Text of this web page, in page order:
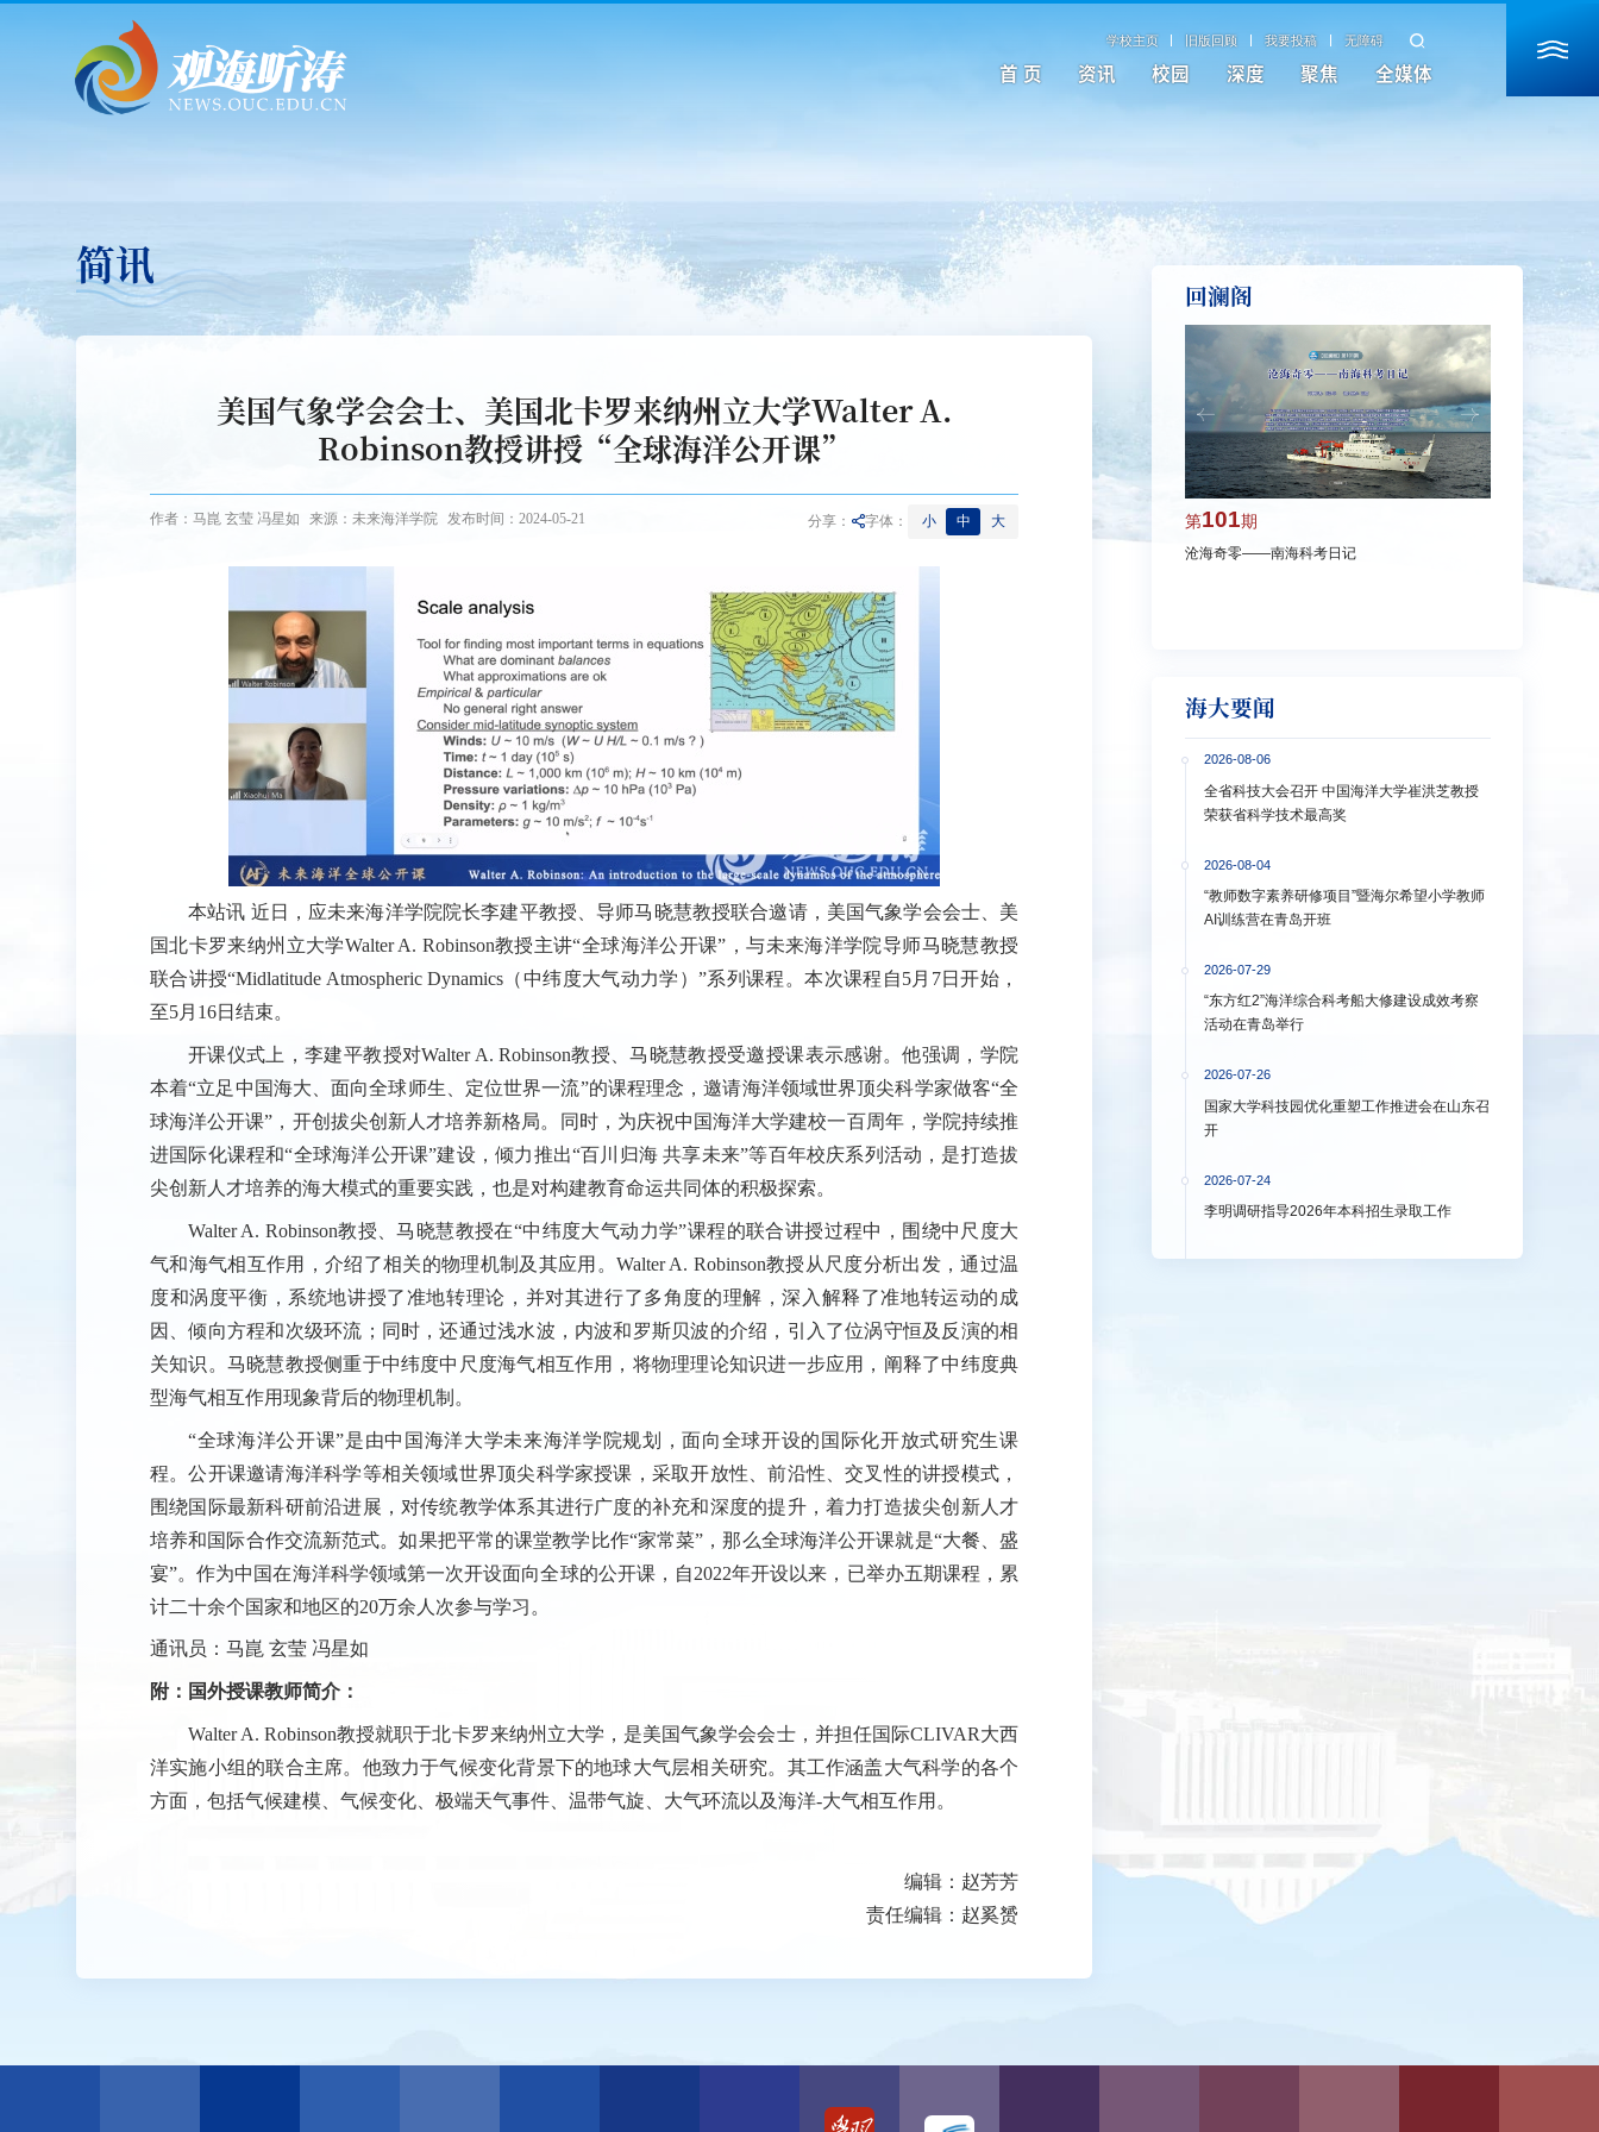
学校主页 旧版回顾 我要投稿 无障碍
首 页 资讯 校园 深度 聚焦 全媒体
简讯
美国气象学会会士、美国北卡罗来纳州立大学Walter A.
Robinson教授讲授“全球海洋公开课”
作者：马崑 玄莹 冯星如 来源：未来海洋学院 发布时间：2024-05-21 分享： 字体： 小 中 大
本站讯 近日，应未来海洋学院院长李建平教授、导师马晓慧教授联合邀请，美国气象学会会士、美
国北卡罗来纳州立大学Walter A. Robinson教授主讲“全球海洋公开课”，与未来海洋学院导师马晓慧教授
联合讲授“Midlatitude Atmospheric Dynamics（中纬度大气动力学）”系列课程。本次课程自5月7日开始，
至5月16日结束。
开课仪式上，李建平教授对Walter A. Robinson教授、马晓慧教授受邀授课表示感谢。他强调，学院
本着“立足中国海大、面向全球师生、定位世界一流”的课程理念，邀请海洋领域世界顶尖科学家做客“全
球海洋公开课”，开创拔尖创新人才培养新格局。同时，为庆祝中国海洋大学建校一百周年，学院持续推
进国际化课程和“全球海洋公开课”建设，倾力推出“百川归海 共享未来”等百年校庆系列活动，是打造拔
尖创新人才培养的海大模式的重要实践，也是对构建教育命运共同体的积极探索。
Walter A. Robinson教授、马晓慧教授在“中纬度大气动力学”课程的联合讲授过程中，围绕中尺度大
气和海气相互作用，介绍了相关的物理机制及其应用。Walter A. Robinson教授从尺度分析出发，通过温
度和涡度平衡，系统地讲授了准地转理论，并对其进行了多角度的理解，深入解释了准地转运动的成
因、倾向方程和次级环流；同时，还通过浅水波，内波和罗斯贝波的介绍，引入了位涡守恒及反演的相
关知识。马晓慧教授侧重于中纬度中尺度海气相互作用，将物理理论知识进一步应用，阐释了中纬度典
型海气相互作用现象背后的物理机制。
“全球海洋公开课”是由中国海洋大学未来海洋学院规划，面向全球开设的国际化开放式研究生课
程。公开课邀请海洋科学等相关领域世界顶尖科学家授课，采取开放性、前沿性、交叉性的讲授模式，
围绕国际最新科研前沿进展，对传统教学体系其进行广度的补充和深度的提升，着力打造拔尖创新人才
培养和国际合作交流新范式。如果把平常的课堂教学比作“家常菜”，那么全球海洋公开课就是“大餐、盛
宴”。作为中国在海洋科学领域第一次开设面向全球的公开课，自2022年开设以来，已举办五期课程，累
计二十余个国家和地区的20万余人次参与学习。
通讯员：马崑 玄莹 冯星如
附：国外授课教师简介：
Walter A. Robinson教授就职于北卡罗来纳州立大学，是美国气象学会会士，并担任国际CLIVAR大西
洋实施小组的联合主席。他致力于气候变化背景下的地球大气层相关研究。其工作涵盖大气科学的各个
方面，包括气候建模、气候变化、极端天气事件、温带气旋、大气环流以及海洋-大气相互作用。
编辑：赵芳芳
责任编辑：赵奚赟
回澜阁
第101期
沧海奇零——南海科考日记
洋大学多措并
海大要闻
2026-08-06
全省科技大会召开 中国海洋大学崔洪芝教授
荣获省科学技术最高奖
2026-08-04
“教师数字素养研修项目”暨海尔希望小学教师
AI训练营在青岛开班
2026-07-29
“东方红2”海洋综合科考船大修建设成效考察
活动在青岛举行
2026-07-26
国家大学科技园优化重塑工作推进会在山东召
开
2026-07-24
李明调研指导2026年本科招生录取工作